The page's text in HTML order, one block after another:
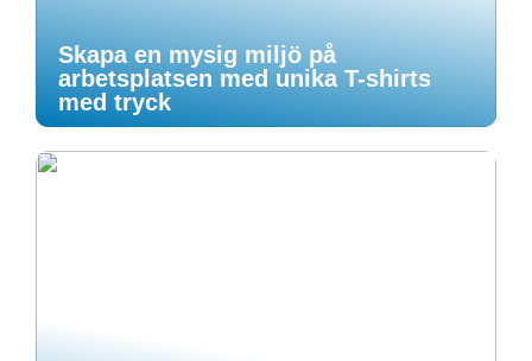
Skapa en mysig miljö på
arbetsplatsen med unika T-shirts
med tryck